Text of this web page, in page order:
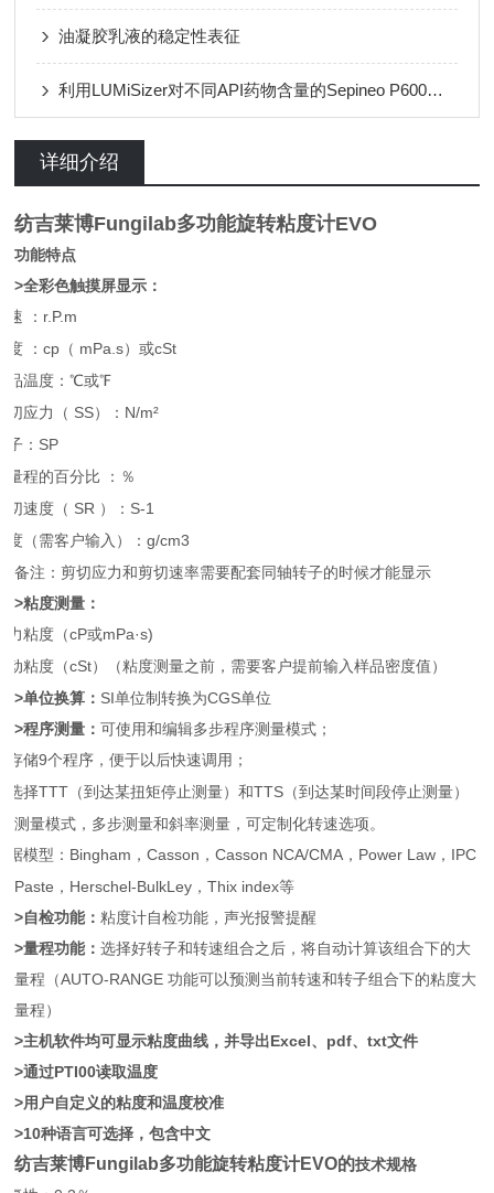
油凝胶乳液的稳定性表征
利用LUMiSizer对不同API药物含量的Sepineo P600乳液凝胶制剂稳定性进行评价
详细介绍
纺吉莱博Fungilab多功能旋转粘度计EVO
功能特点
>全彩色触摸屏显示：
速
： r.P.m
度
：cp（ mPa.s）或cSt
品温度：℃或℉
切应力（ SS）：N/m²
子： SP
量程的百分比
：％
切速度（ SR ）：S-1
度（需客户输入）：g/cm3
备注：剪切应力和剪切速率需要配套同轴转子的时候才能显示
>粘度测量：
力粘度（cP或mPa·s)
动粘度（cSt）（粘度测量之前，需要客户提前输入样品密度值）
>单位换算： SI单位制转换为CGS单位
>程序测量：可使用和编辑多步程序测量模式；
存储9个程序，便于以后快速调用；
选择TTT（到达某扭矩停止测量）和TTS（到达某时间段停止测量）
测量模式，多步测量和斜率测量，可定制化转速选项。
据模型： Bingham，Casson，Casson NCA/CMA，Power Law，IPC
Paste，Herschel-BulkLey，Thix index等
>自检功能：粘度计自检功能，声光报警提醒
>量程功能：选择好转子和转速组合之后，将自动计算该组合下的大
量程（AUTO-RANGE 功能可以预测当前转速和转子组合下的粘度大
量程）
>主机软件均可显示粘度曲线，并导出Excel、pdf、txt文件
>通过PTI00读取温度
>用户自定义的粘度和温度校准
>10种语言可选择，包含中文
纺吉莱博Fungilab多功能旋转粘度计EVO的技术规格